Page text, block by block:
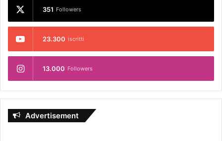
351 Followers
23.300 iscritti
13.000 Followers
Advertisement